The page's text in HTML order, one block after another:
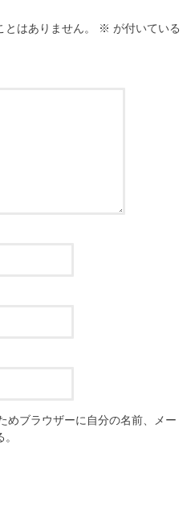
はありません。 ※ が付いている
めブラウザーに自分の名前、メー